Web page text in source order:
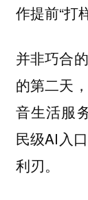
作提前“打样
并非巧合
的第二天
音生活服
民级AI入
利刃。